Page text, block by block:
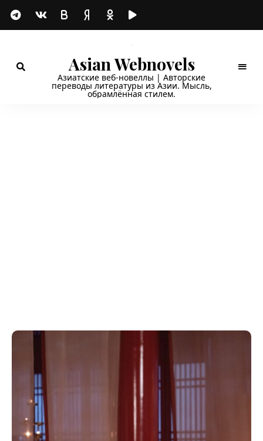
Asian Webnovels
Азиатские веб-новеллы | Авторские
переводы литературы из Азии. Мысль,
обрамлённая стилем.